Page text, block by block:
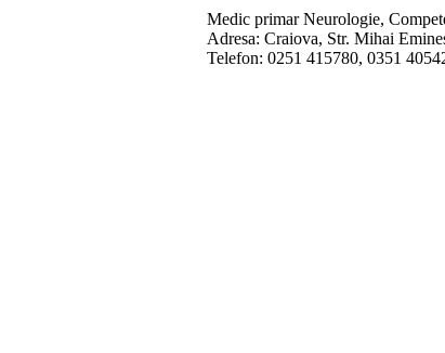
Medic primar Neurologie,
Adresa: Craiova, Str. Mihai
Telefon: 0251 415780, 0351